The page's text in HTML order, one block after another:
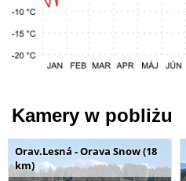
Kamery w pobliżu
Orav.Lesná - Orava Snow (18
km)